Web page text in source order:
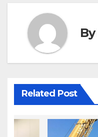
By
Related Post